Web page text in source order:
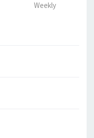
Weekly